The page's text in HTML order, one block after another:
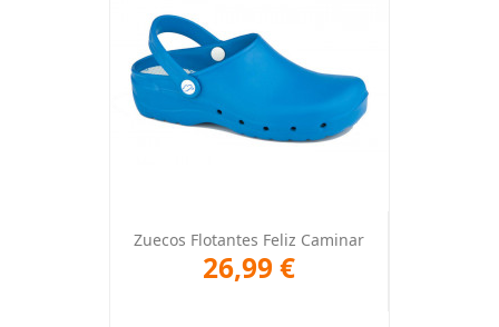
Zuecos Flotantes Feliz Caminar
26,99 €